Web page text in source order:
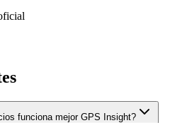
funciona mejor GPS Insight?